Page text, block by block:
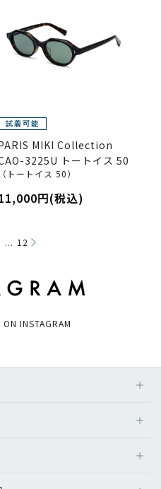
MIKI Collection
3225U トートイス 50
（トートイス 50）
円(税込)
... 12
INSTAGRAM